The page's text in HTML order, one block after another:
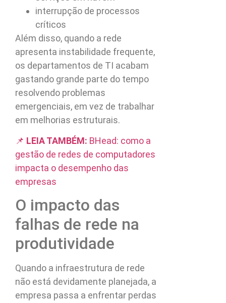
interrupção de processos
críticos
Além disso, quando a rede
apresenta instabilidade frequente,
os departamentos de TI acabam
gastando grande parte do tempo
resolvendo problemas
emergenciais, em vez de trabalhar
em melhorias estruturais.
📌 LEIA TAMBÉM: BHead: como a
gestão de redes de computadores
impacta o desempenho das
empresas
O impacto das
falhas de rede na
produtividade
Quando a infraestrutura de rede
não está devidamente planejada, a
empresa passa a enfrentar perdas